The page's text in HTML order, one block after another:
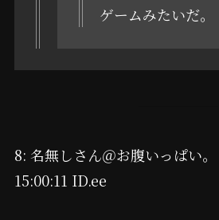
ゲームみたいだ。
8: 名無しさん＠お腹いっぱい
15:00:11 ID.ee